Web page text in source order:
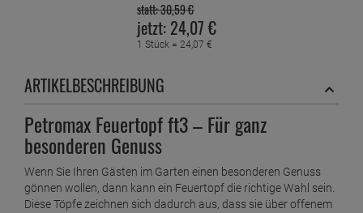
statt:30,59€
jetzt: 24,07 €
1 Stück =24,07 €
ARTIKELBESCHREIBUNG
Petromax Feuertopf ft3 – Für ganz
besonderen Genuss
Wenn Sie Ihren Gästen im Garten einen besonderen Genuss
gönnen wollen, dann kann ein Feuertopf die richtige Wahl sein.
Diese Töpfe zeichnen sich dadurch aus, dass sie über offenem